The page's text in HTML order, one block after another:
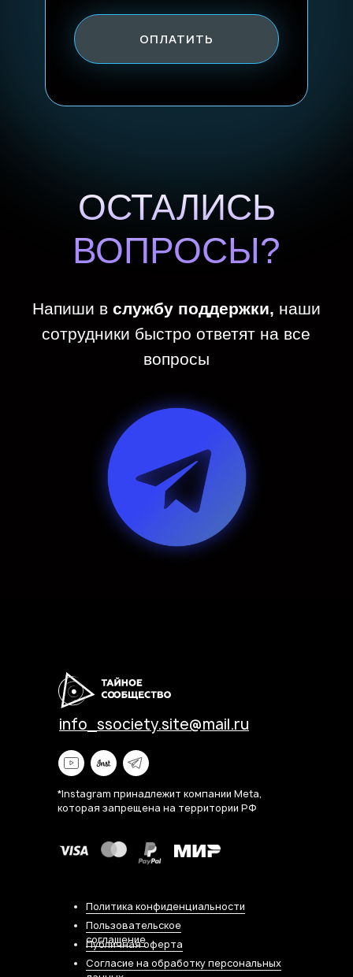
ЗАРЕГИСТРИРОВАТЬСЯ
ОПЛАТИТЬ
Публичная оферта
Согласие на обработку персональных
Политика конфиденциальности
Пользовательское
соглашение
info_ssociety.site@mail.ru
*Instagram принадлежит компании Meta,
которая запрещена на территории РФ